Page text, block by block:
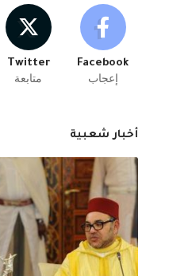
Facebook
إعجاب
Twitter
متابعة
أخبار شعبية